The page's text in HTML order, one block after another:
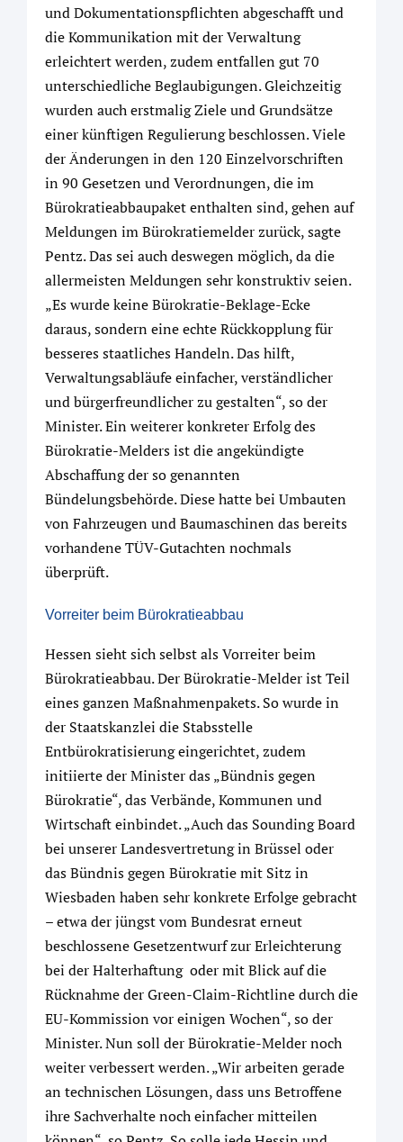
und Dokumentationspflichten abgeschafft und
die Kommunikation mit der Verwaltung
erleichtert werden, zudem entfallen gut 70
unterschiedliche Beglaubigungen. Gleichzeitig
wurden auch erstmalig Ziele und Grundsätze
einer künftigen Regulierung beschlossen. Viele
der Änderungen in den 120 Einzelvorschriften
in 90 Gesetzen und Verordnungen, die im
Bürokratieabbaupaket enthalten sind, gehen auf
Meldungen im Bürokratiemelder zurück, sagte
Pentz. Das sei auch deswegen möglich, da die
allermeisten Meldungen sehr konstruktiv seien.
„Es wurde keine Bürokratie-Beklage-Ecke
daraus, sondern eine echte Rückkopplung für
besseres staatliches Handeln. Das hilft,
Verwaltungsabläufe einfacher, verständlicher
und bürgerfreundlicher zu gestalten“, so der
Minister. Ein weiterer konkreter Erfolg des
Bürokratie-Melders ist die angekündigte
Abschaffung der so genannten
Bündelungsbehörde. Diese hatte bei Umbauten
von Fahrzeugen und Baumaschinen das bereits
vorhandene TÜV-Gutachten nochmals
überprüft.
Vorreiter beim Bürokratieabbau
Hessen sieht sich selbst als Vorreiter beim
Bürokratieabbau. Der Bürokratie-Melder ist Teil
eines ganzen Maßnahmenpakets. So wurde in
der Staatskanzlei die Stabsstelle
Entbürokratisierung eingerichtet, zudem
initiierte der Minister das „Bündnis gegen
Bürokratie“, das Verbände, Kommunen und
Wirtschaft einbindet. „Auch das Sounding Board
bei unserer Landesvertretung in Brüssel oder
das Bündnis gegen Bürokratie mit Sitz in
Wiesbaden haben sehr konkrete Erfolge gebracht
– etwa der jüngst vom Bundesrat erneut
beschlossene Gesetzentwurf zur Erleichterung
bei der Halterhaftung oder mit Blick auf die
Rücknahme der Green-Claim-Richtline durch die
EU-Kommission vor einigen Wochen“, so der
Minister. Nun soll der Bürokratie-Melder noch
weiter verbessert werden. „Wir arbeiten gerade
an technischen Lösungen, dass uns Betroffene
ihre Sachverhalte noch einfacher mitteilen